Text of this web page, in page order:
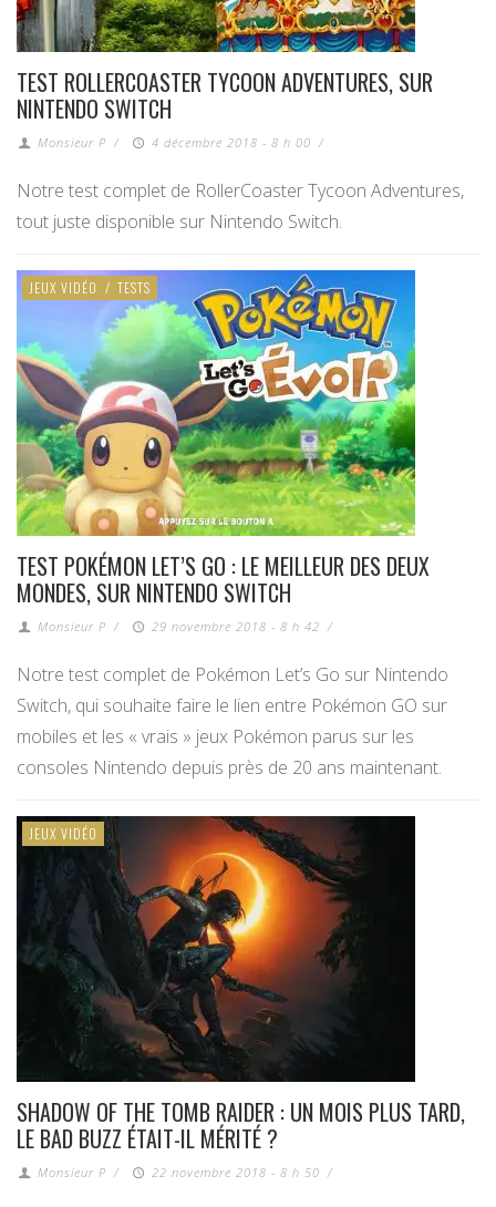
TEST ROLLERCOASTER TYCOON ADVENTURES, SUR
NINTENDO SWITCH
Monsieur P / 4 décembre 2018 - 8 h 00 /
Notre test complet de RollerCoaster Tycoon Adventures,
tout juste disponible sur Nintendo Switch.
JEUX VIDÉO / TESTS
TEST POKÉMON LET’S GO : LE MEILLEUR DES DEUX
MONDES, SUR NINTENDO SWITCH
Monsieur P / 29 novembre 2018 - 8 h 42 /
Notre test complet de Pokémon Let’s Go sur Nintendo
Switch, qui souhaite faire le lien entre Pokémon GO sur
mobiles et les « vrais » jeux Pokémon parus sur les
consoles Nintendo depuis près de 20 ans maintenant.
JEUX VIDÉO
SHADOW OF THE TOMB RAIDER : UN MOIS PLUS TARD,
LE BAD BUZZ ÉTAIT-IL MÉRITÉ ?
Monsieur P / 22 novembre 2018 - 8 h 50 /